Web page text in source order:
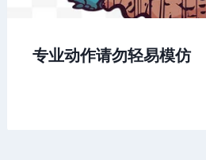
专业动作请勿轻易模仿